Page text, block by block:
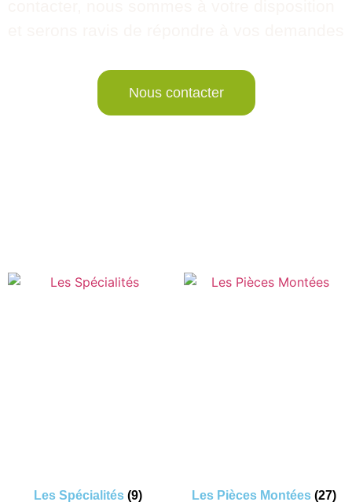
Nous contacter
Les Spécialités (9) Les Pièces Montées (27)